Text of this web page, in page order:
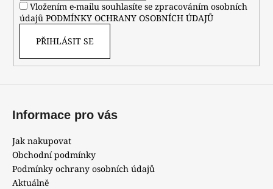
Vložením e-mailu souhlasíte se zpracováním osobních
údajů PODMÍNKY OCHRANY OSOBNÍCH ÚDAJŮ
PŘIHLÁSIT SE
Informace pro vás
Jak nakupovat
Obchodní podmínky
Podmínky ochrany osobních údajů
Aktuálně